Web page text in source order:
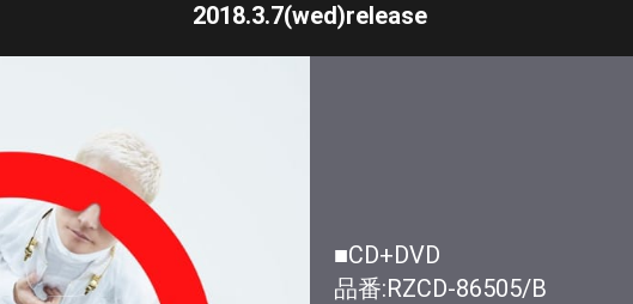
2018.3.7(wed)release
■CD+DVD
品番:RZCD-86505/B